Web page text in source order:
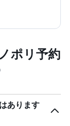
ポリ予約
あります